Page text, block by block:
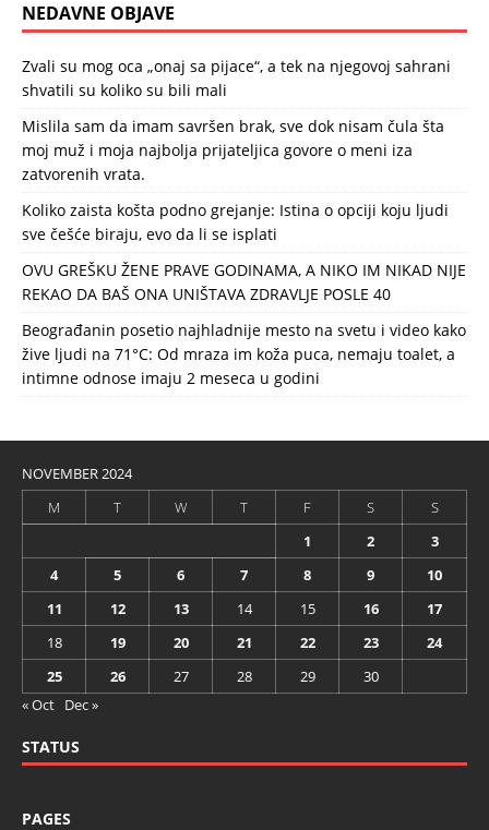
NEDAVNE OBJAVE
Zvali su mog oca „onaj sa pijace“, a tek na njegovoj sahrani
shvatili su koliko su bili mali
Mislila sam da imam savršen brak, sve dok nisam čula šta
moj muž i moja najbolja prijateljica govore o meni iza
zatvorenih vrata.
Koliko zaista košta podno grejanje: Istina o opciji koju ljudi
sve češće biraju, evo da li se isplati
OVU GREŠKU ŽENE PRAVE GODINAMA, A NIKO IM NIKAD NIJE
REKAO DA BAŠ ONA UNIŠTAVA ZDRAVLJE POSLE 40
Beograđanin posetio najhladnije mesto na svetu i video kako
žive ljudi na 71°C: Od mraza im koža puca, nemaju toalet, a
intimne odnose imaju 2 meseca u godini
NOVEMBER 2024
M
T W T F S
S
1
2
3
4
5 6 7 8 9
10
11
12 13 14 15 16
17
18
19 20 21 22 23
24
25
26 27 28 29
30
« Oct Dec »
STATUS
PAGES